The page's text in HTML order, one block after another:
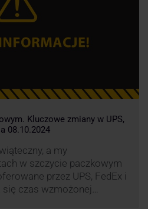
Kluczowe zmiany w UPS,
08.10.2024
a my
w szczycie paczkowym
przez UPS, FedEx i
się czas wzmożonej